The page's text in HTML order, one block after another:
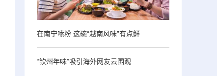
在南宁嗦粉 这碗“越南风味”有点鲜
“钦州年味”吸引海外网友云围观